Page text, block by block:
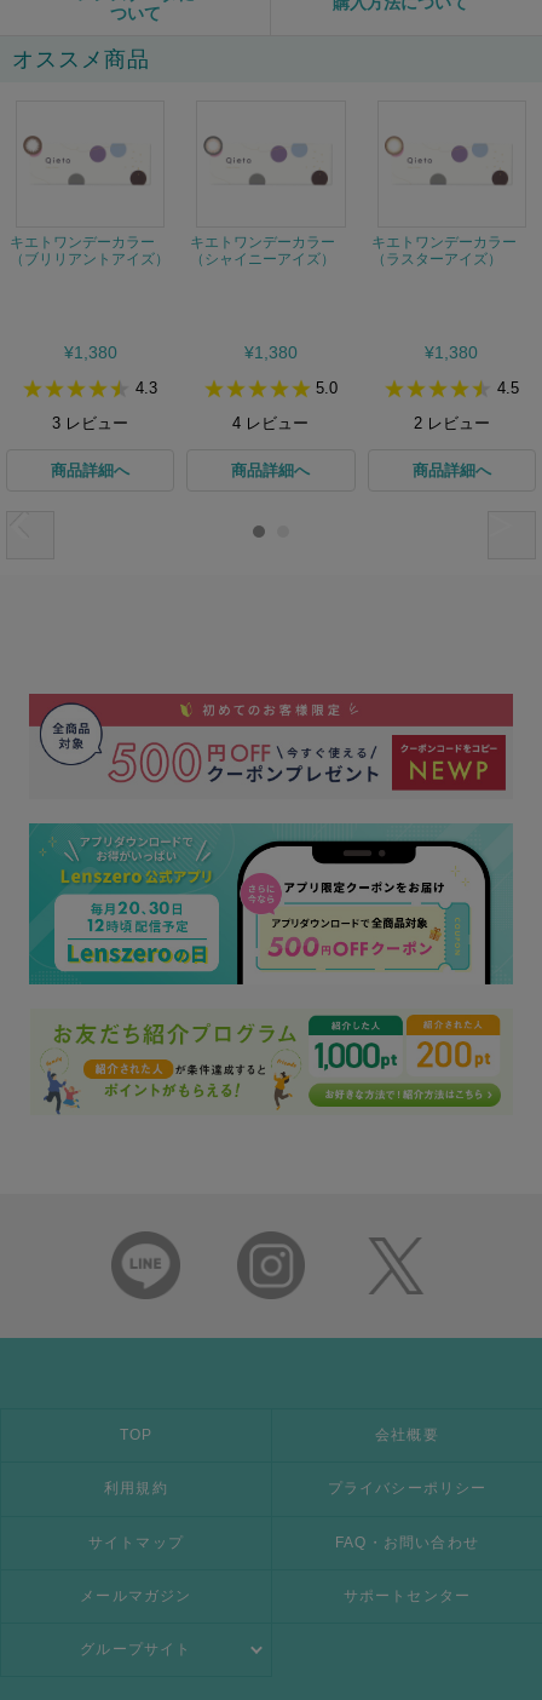
ついて
オススメ商品
キエトワンデーカラー
（ブリリアントアイズ）
¥1,380
4.3
3 レビュー
商品詳細へ
キエトワンデーカラー
（シャイニーアイズ）
¥1,380
5.0
4 レビュー
商品詳細へ
キエトワンデーカラー
（ラスターアイズ）
¥1,380
4.5
2レビュー
商品詳細へ
TOP 会社概要
利用規約 プライバシーポリシー
サイトマップ FAQ・お問い合わせ
メールマガジン サポートセンター
グループサイト